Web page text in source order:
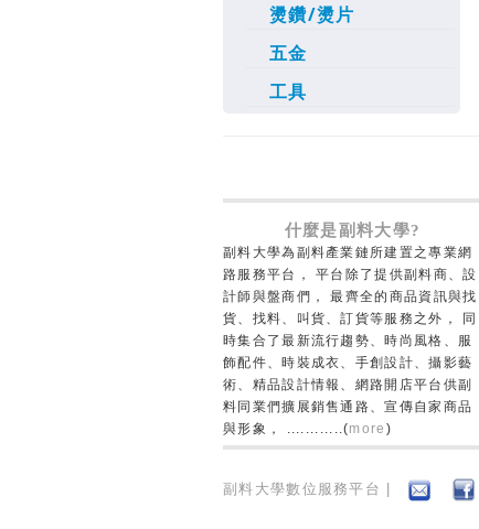
燙鑽/燙片
五金
工具
什麼是副料大學?
副料大學為副料產業鏈所建置之專業網
路服務平台， 平台除了提供副料商、設
計師與盤商們， 最齊全的商品資訊與找
貨、找料、叫貨、訂貨等服務之外， 同
時集合了最新流行趨勢、時尚風格、服
飾配件、時裝成衣、手創設計、攝影藝
術、精品設計情報、網路開店平台供副
料同業們擴展銷售通路、宣傳自家商品
與形象， ............(more )
副料大學數位服務平台 |